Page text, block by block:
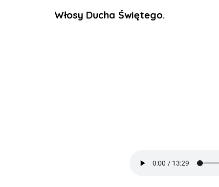
Włosy Ducha Świętego.